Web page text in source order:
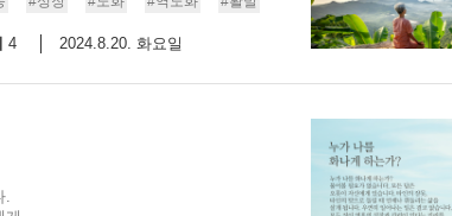
4 2024.8.20. 화요일